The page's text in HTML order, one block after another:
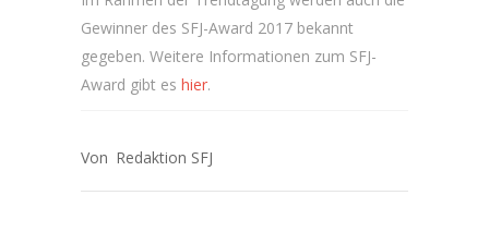
Gewinner des SFJ-Award 2017 bekannt
gegeben. Weitere Informationen zum SFJ-
Award gibt es hier.
Redaktion SFJ